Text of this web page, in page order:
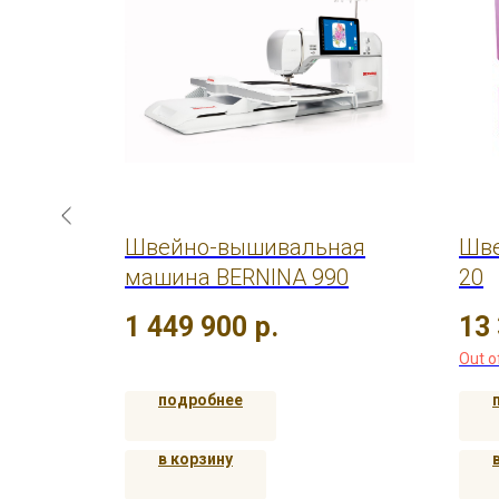
Швейно-вышивальная
машина BERNINA 990
1 449 900 р.
подробнее
в корзину
20
13
Out